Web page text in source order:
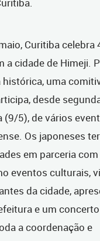
Curitiba celebra
a cidade de Himeji.
histórica, uma
desde
(9/5), de vários
Os japoneses
em parceria com
eventos culturais,
da cidade,
e um
a coordenação e